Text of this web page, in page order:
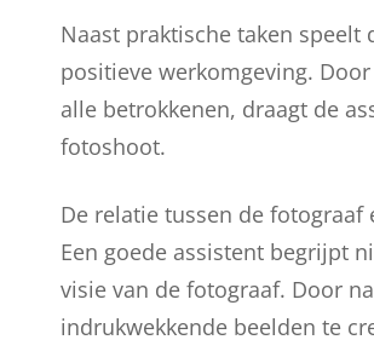
Naast praktische taken
positieve werkomgeving.
alle betrokkenen, draagt de
fotoshoot.
De relatie tussen de fotograaf
Een goede assistent begrijpt
visie van de fotograaf. Door
indrukwekkende beelden te